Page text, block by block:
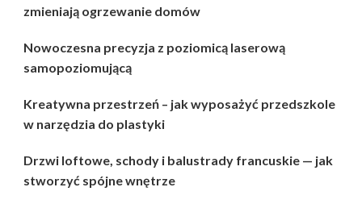
zmieniają ogrzewanie domów
Nowoczesna precyzja z poziomicą laserową
samopoziomującą
Kreatywna przestrzeń – jak wyposażyć przedszkole
w narzędzia do plastyki
Drzwi loftowe, schody i balustrady francuskie — jak
stworzyć spójne wnętrze